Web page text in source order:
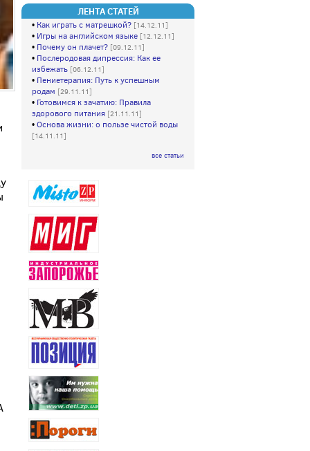
ЛЕНТА СТАТЕЙ
• Как играть с матрешкой? [14.12.11]
• Игры на английском языке [12.12.11]
• Почему он плачет? [09.12.11]
• Послеродовая дипрессия: Как ее
избежать [06.12.11]
• Пениетерапия: Путь к успешным
родам [29.11.11]
• Готовимся к зачатию: Правила
здорового питания [21.11.11]
•Основа жизни: о пользе чистой воды
[14.11.11]
все статьи